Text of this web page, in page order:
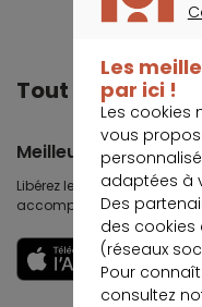
Tout
Meilleurtaux
Libérez le potentiel de vos
accomplissez-les.
Les
par ici !
Les cookies
vous
adaptées à
Des
des
(réseaux
Pour
consultez